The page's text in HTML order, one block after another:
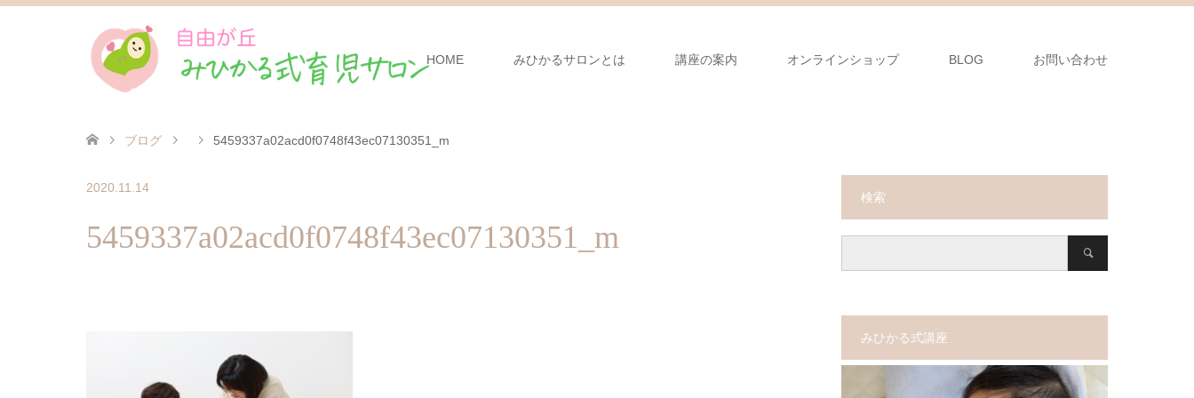
HOME みひかるサロンとは 講座の案内 オンラインショップ BLOG お問い合わせ
ブログ 5459337a02acd0f0748f43ec07130351_m
2020.11.14
5459337a02acd0f0748f43ec07130351_m
検索
みひかる式講座